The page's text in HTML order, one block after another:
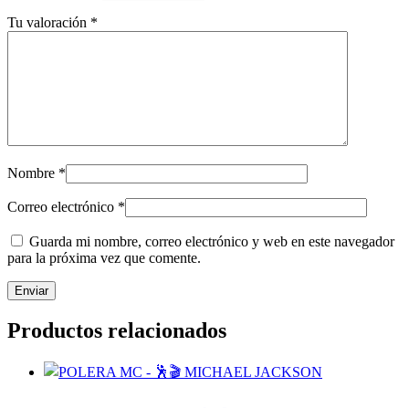
Tu valoración *
Nombre *
Correo electrónico *
Guarda mi nombre, correo electrónico y web en este navegador
para la próxima vez que comente.
Productos relacionados